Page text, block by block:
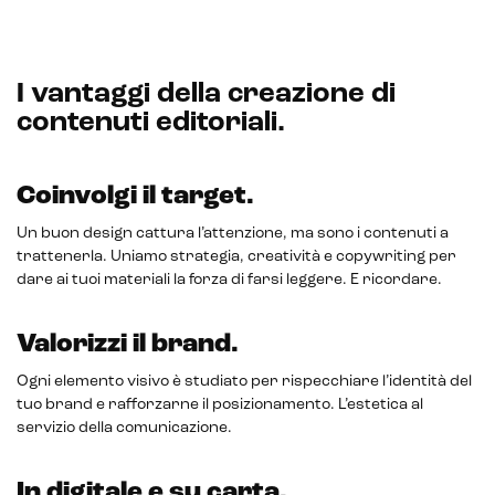
Lead generation e nurturing
I vantaggi della creazione di
contenuti editoriali.
Coinvolgi il target.
Un buon design cattura l’attenzione, ma sono i contenuti a
trattenerla. Uniamo strategia, creatività e copywriting per
dare ai tuoi materiali la forza di farsi leggere. E ricordare.
Valorizzi il brand.
Ogni elemento visivo è studiato per rispecchiare l’identità del
tuo brand e rafforzarne il posizionamento. L’estetica al
servizio della comunicazione.